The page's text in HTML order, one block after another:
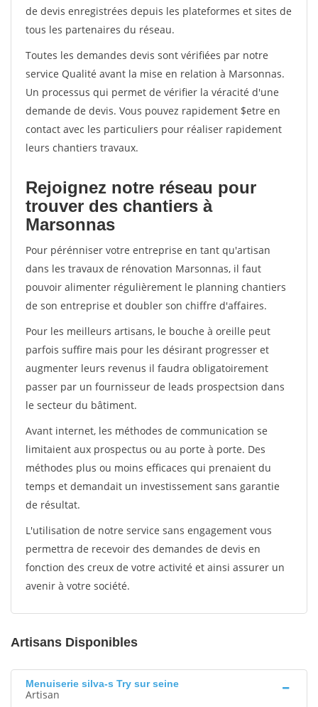
de devis enregistrées depuis les plateformes et sites de
tous les partenaires du réseau.
Toutes les demandes devis sont vérifiées par notre
service Qualité avant la mise en relation à Marsonnas.
Un processus qui permet de vérifier la véracité d'une
demande de devis. Vous pouvez rapidement $etre en
contact avec les particuliers pour réaliser rapidement
leurs chantiers travaux.
Rejoignez notre réseau pour
trouver des chantiers à
Marsonnas
Pour pérénniser votre entreprise en tant qu'artisan
dans les travaux de rénovation Marsonnas, il faut
pouvoir alimenter régulièrement le planning chantiers
de son entreprise et doubler son chiffre d'affaires.
Pour les meilleurs artisans, le bouche à oreille peut
parfois suffire mais pour les désirant progresser et
augmenter leurs revenus il faudra obligatoirement
passer par un fournisseur de leads prospectsion dans
le secteur du bâtiment.
Avant internet, les méthodes de communication se
limitaient aux prospectus ou au porte à porte. Des
méthodes plus ou moins efficaces qui prenaient du
temps et demandait un investissement sans garantie
de résultat.
L'utilisation de notre service sans engagement vous
permettra de recevoir des demandes de devis en
fonction des creux de votre activité et ainsi assurer un
avenir à votre société.
Artisans Disponibles
Menuiserie silva-s Try sur seine
Artisan